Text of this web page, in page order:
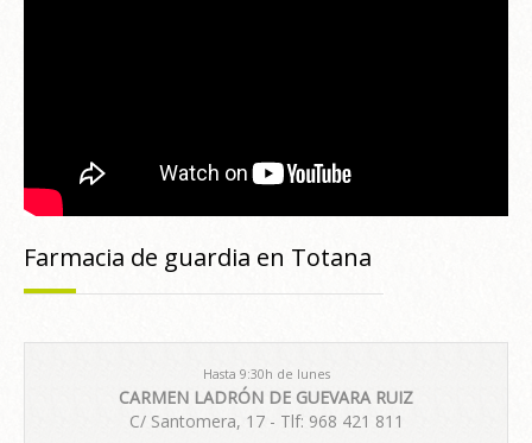
Farmacia de guardia en Totana
Hasta 9:30h de lunes
CARMEN LADRÓN DE GUEVARA RUIZ
C/ Santomera, 17 - Tlf: 968 421 811